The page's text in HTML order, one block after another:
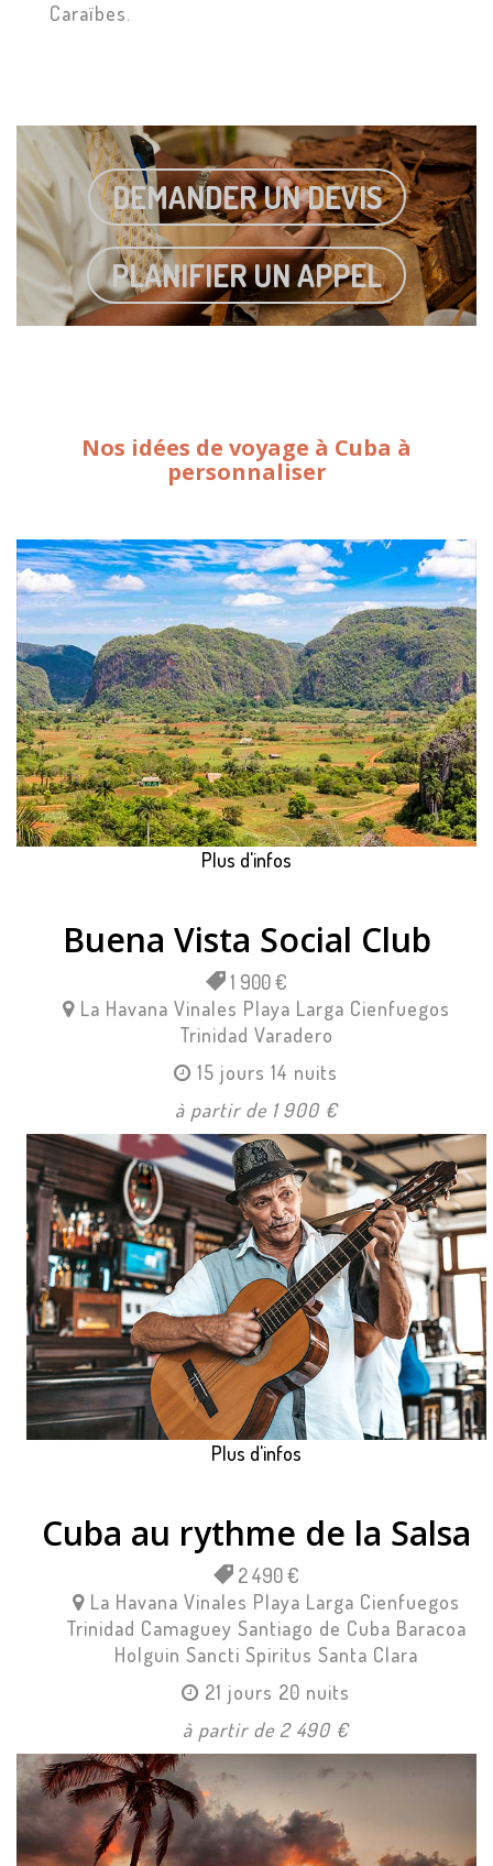
Caraïbes.
DEMANDER UN DEVIS
PLANIFIER UN APPEL
Nos idées de voyage à Cuba à
personnaliser
Plus d'infos
Buena Vista Social Club
1 900 €
La Havana Vinales Playa Larga Cienfuegos
Trinidad Varadero
15 jours 14 nuits
à partir de 1 900 €
Plus d'infos
Cuba au rythme de la Salsa
2 490 €
La Havana Vinales Playa Larga Cienfuegos
Trinidad Camaguey Santiago de Cuba Baracoa
Holguin Sancti Spiritus Santa Clara
21 jours 20 nuits
à partir de 2 490 €